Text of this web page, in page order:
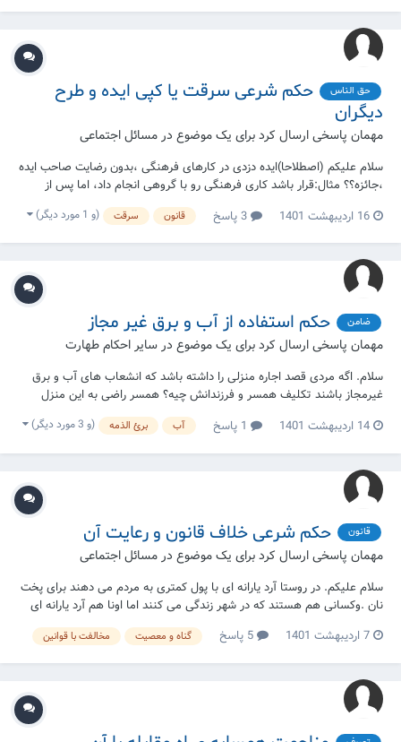
حق الناس
حکم شرعی سرقت یا کپی ایده و طرح
دیگران
مهمان پاسخی ارسال کرد برای یک موضوع در مسائل اجتماعی
سلام علیکم (اصطلاحا)ایده دزدی در کارهای فرهنگی ،بدون رضایت صاحب ایده
،جائزه؟؟ مثال:قرار باشد کاری فرهنگی رو با گروهی انجام داد، اما پس از
توضیحات مفصل کار، گروه، ازهم جدا شوند و کارهایی رو که شخص ایده پرداز
به اونها گفته بود رو با این حال که راضی نیست، خودشون انجام بدن
16 اردیبهشت 1401 قانون سرقت (و 1 مورد دیگر)
ضامن حکم استفاده از آب و برق غیر مجاز
مهمان پاسخی ارسال کرد برای یک موضوع در سایر احکام طهارت
سلام. اگه مردی قصد اجاره منزلی را داشته باشد که انشعاب های آب و برق
غیرمجاز باشند تکلیف همسر و فرزندانش چیه؟ همسر راضی به این منزل
نیست و برا غسل ، وضو و حق بیت المال چکار باید بکند؟
14 اردیبهشت 1401 آب برئ الذمه (و 3 مورد دیگر)
قانون حکم شرعی خلاف قانون و رعایت آن
مهمان پاسخی ارسال کرد برای یک موضوع در مسائل اجتماعی
سلام علیکم. در روستا آرد یارانه ای با پول کمتری به مردم می دهند برای پخت
نان .وکسانی هم هستند که در شهر زندگی می کنند اما اونا هم آرد یارانه ای
که مخصوص روستا است را دریافت می کنند.آیا این افراد شهری آردی را که
گرفته اند مالک می شوند یا خیر؟
7 اردیبهشت 1401 گناه و معصیت مخالفت با قوانین